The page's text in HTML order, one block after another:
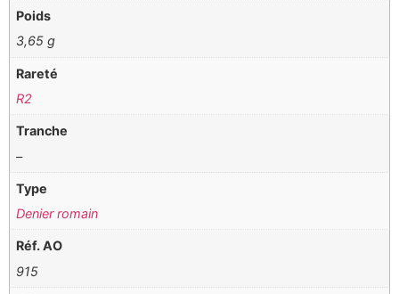
Poids
3,65 g
Rareté
R2
Tranche
–
Type
Denier romain
Réf. AO
915